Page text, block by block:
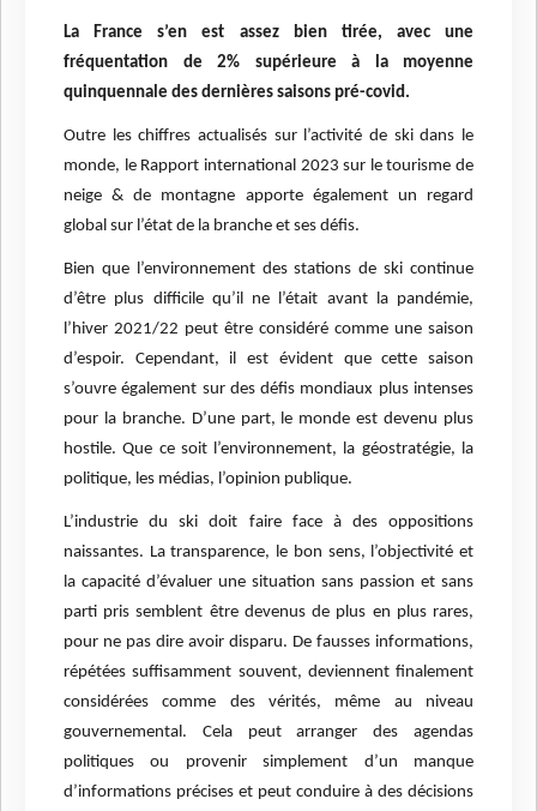
La France s’en est assez bien tirée, avec une
fréquentation de 2% supérieure à la moyenne
quinquennale des dernières saisons pré-covid.
Outre les chiffres actualisés sur l’activité de ski dans le
monde, le Rapport international 2023 sur le tourisme de
neige & de montagne apporte également un regard
global sur l’état de la branche et ses défis.
Bien que l’environnement des stations de ski continue
d’être plus difficile qu’il ne l’était avant la pandémie,
l’hiver 2021/22 peut être considéré comme une saison
d’espoir. Cependant, il est évident que cette saison
s’ouvre également sur des défis mondiaux plus intenses
pour la branche. D’une part, le monde est devenu plus
hostile. Que ce soit l’environnement, la géostratégie, la
politique, les médias, l’opinion publique.
L’industrie du ski doit faire face à des oppositions
naissantes. La transparence, le bon sens, l’objectivité et
la capacité d’évaluer une situation sans passion et sans
parti pris semblent être devenus de plus en plus rares,
pour ne pas dire avoir disparu. De fausses informations,
répétées suffisamment souvent, deviennent finalement
considérées comme des vérités, même au niveau
gouvernemental. Cela peut arranger des agendas
politiques ou provenir simplement d’un manque
d’informations précises et peut conduire à des décisions